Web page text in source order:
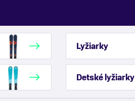
Lyžiarky
Detské lyžiarky